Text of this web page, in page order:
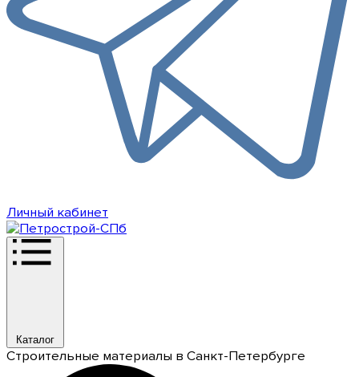
Личный кабинет
Каталог
Строительные материалы в Санкт-Петербурге